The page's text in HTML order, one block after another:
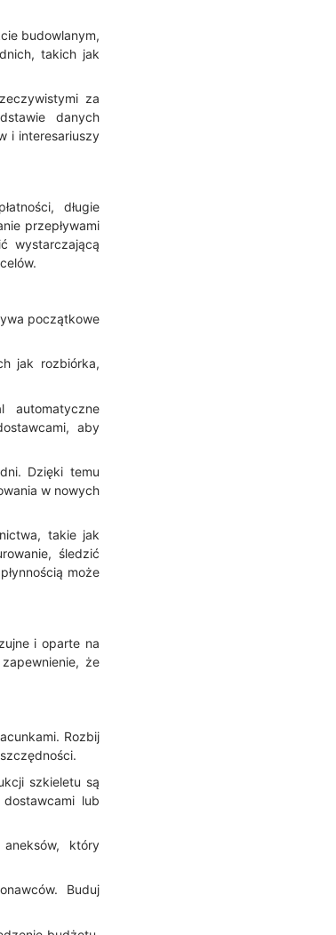
budowlanym,
takich jak
za
danych
i interesariuszy
długie
przepływami
wystarczającą
początkowe
jak rozbiórka,
automatyczne
aby
Dzięki temu
w nowych
takie jak
śledzić
może
i oparte na
że
Rozbij
szkieletu są
lub
który
Buduj